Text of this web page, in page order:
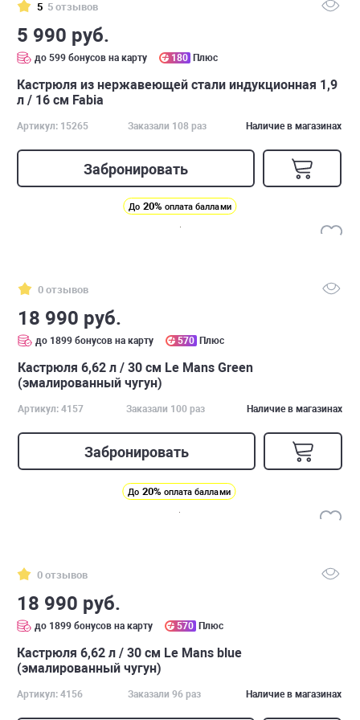
5 5 отзывов
5 990 руб.
до 599 бонусов на карту 180 Плюс
Кастрюля из нержавеющей стали индукционная 1,9
л / 16 см Fabia
Артикул: 15265 Заказали 108 раз Наличие в магазинах
Забронировать
До 20% оплата баллами
0 отзывов
18 990 руб.
до 1899 бонусов на карту 570 Плюс
Кастрюля 6,62 л / 30 см Le Mans Green
(эмалированный чугун)
Артикул: 4157 Заказали 100 раз Наличие в магазинах
Забронировать
До 20% оплата баллами
0 отзывов
18 990 руб.
до 1899 бонусов на карту 570 Плюс
Кастрюля 6,62 л / 30 см Le Mans blue
(эмалированный чугун)
Артикул: 4156 Заказали 96 раз Наличие в магазинах